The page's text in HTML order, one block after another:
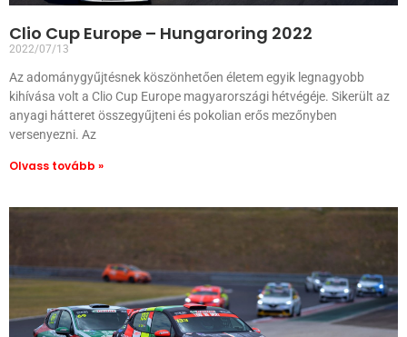
Clio Cup Europe – Hungaroring 2022
2022/07/13
Az adománygyűjtésnek köszönhetően életem egyik legnagyobb
kihívása volt a Clio Cup Europe magyarországi hétvégéje. Sikerült az
anyagi hátteret összegyűjteni és pokolian erős mezőnyben
versenyezni. Az
Olvass tovább »